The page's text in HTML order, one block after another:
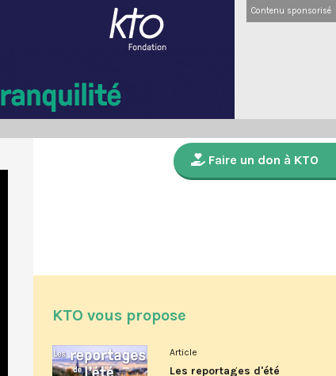
Contenu sponsorisé
Faire un don à KTO
KTO vous propose
Article
Les reportages d'été